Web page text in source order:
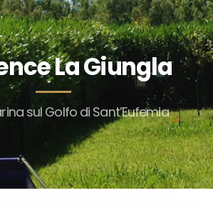
La Giungla
sul Golfo di Sant’Eufemia